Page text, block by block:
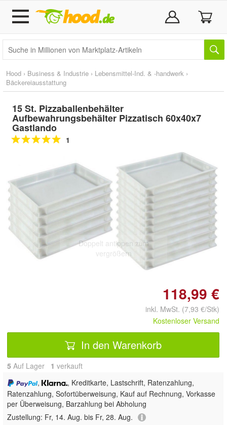
Hood › Business & Industrie › Lebensmittel-Ind. & -handwerk ›
Bäckereiausstattung
15 St. Pizzaballenbehälter
Aufbewahrungsbehälter Pizzatisch 60x40x7
Gastlando
1
Doppelt antippen zum
vergrößern
118,99 €
inkl. MwSt. (7,93 €/Stk)
Kostenloser Versand
In den Warenkorb
5 Auf Lager 1 verkauft
,
, Kreditkarte, Lastschrift, Ratenzahlung,
Ratenzahlung, Sofortüberweisung, Kauf auf Rechnung, Vorkasse
per Überweisung, Barzahlung bei Abholung
Zustellung: Fr, 14. Aug. bis Fr, 28. Aug.